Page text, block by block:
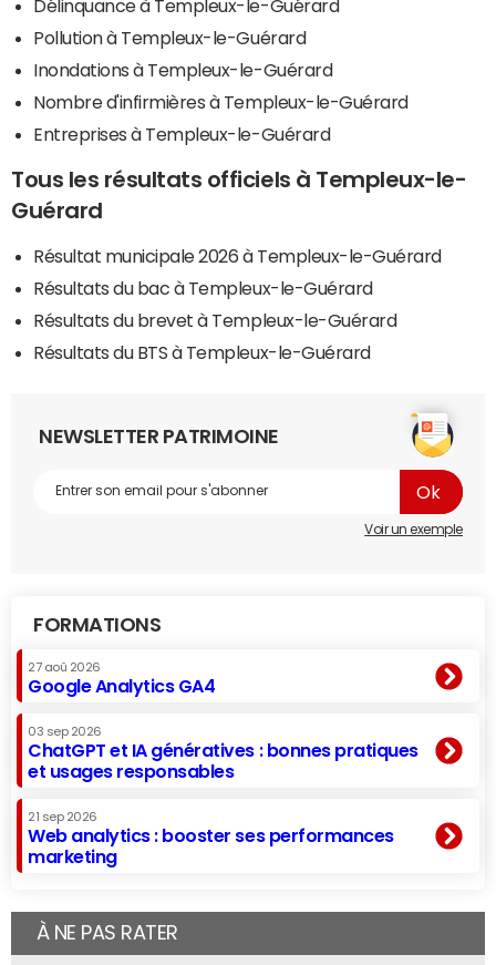
Délinquance à Templeux-le-Guérard
Pollution à Templeux-le-Guérard
Inondations à Templeux-le-Guérard
Nombre d'infirmières à Templeux-le-Guérard
Entreprises à Templeux-le-Guérard
Tous les résultats officiels à Templeux-le-
Guérard
Résultat municipale 2026 à Templeux-le-Guérard
Résultats du bac à Templeux-le-Guérard
Résultats du brevet à Templeux-le-Guérard
Résultats du BTS à Templeux-le-Guérard
NEWSLETTER PATRIMOINE
Voir un exemple
FORMATIONS
27 aoû 2026
Google Analytics GA4
03 sep 2026
ChatGPT et IA génératives : bonnes pratiques
et usages responsables
21 sep 2026
Web analytics : booster ses performances
marketing
À NE PAS RATER